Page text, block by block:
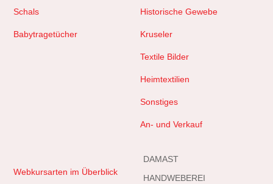
Schals
Babytragetücher
Historische Gewebe
Kruseler
Textile Bilder
Heimtextilien
Sonstiges
An- und Verkauf
Webkursarten im Überblick
DAMAST
HANDWEBEREI